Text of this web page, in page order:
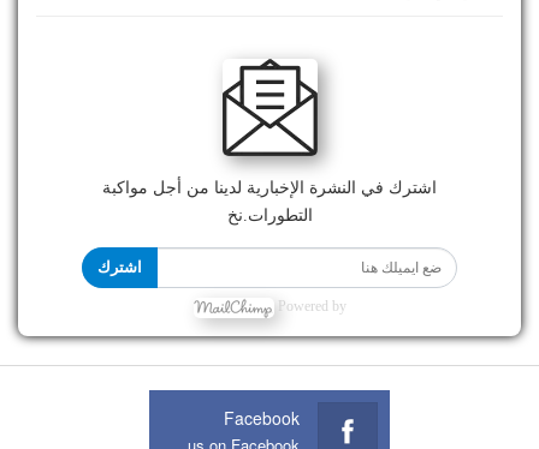
اشترك في النشرة الإخبارية لدينا من أجل مواكبة
التطورات.نخ
اشترك
Powered by
Facebook